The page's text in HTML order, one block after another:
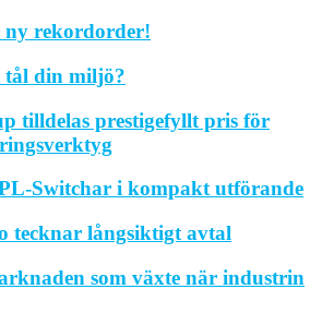
rekordorder!
din miljö?
tilldelas prestigefyllt pris för
Switchar i kompakt utförande
tecknar långsiktigt avtal
som växte när industrin